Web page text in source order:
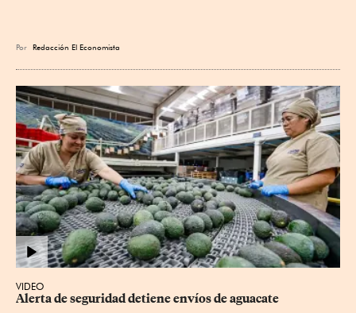
Por Redacción El Economista
VIDEO
Alerta de seguridad detiene envíos de aguacate